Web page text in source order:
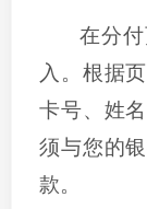
在分
入。根据
卡号、姓
须与您的
款。